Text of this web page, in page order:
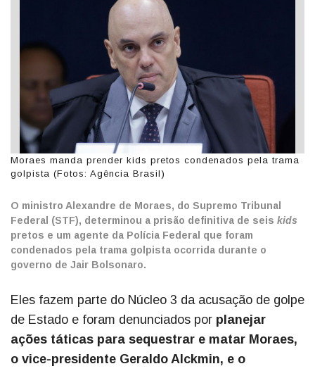
Moraes manda prender kids pretos condenados pela trama
golpista (Fotos: Agência Brasil)
O ministro Alexandre de Moraes, do Supremo Tribunal
Federal (STF), determinou a prisão definitiva de seis kids
pretos e um agente da Polícia Federal que foram
condenados pela trama golpista ocorrida durante o
governo de Jair Bolsonaro.
Eles fazem parte do Núcleo 3 da acusação de golpe
de Estado e foram denunciados por planejar
ações táticas para sequestrar e matar Moraes,
o vice-presidente Geraldo Alckmin, e o